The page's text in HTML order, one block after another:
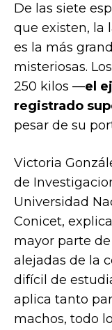
De las siete
que existen, la
es la más
misteriosas.
250 kilos —el
registrado
pesar de su
Victoria
de
Universidad
Conicet,
mayor parte
alejadas de la
difícil de
aplica tanto
machos, todo